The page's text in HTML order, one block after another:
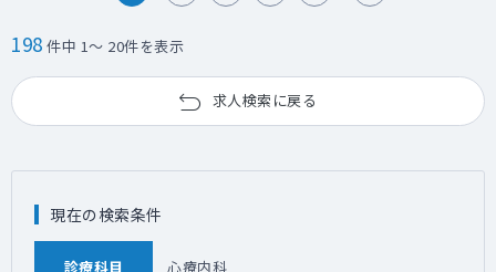
198 件中 1～ 20件を表示
求人検索に戻る
現在の検索条件
診療科目 心療内科